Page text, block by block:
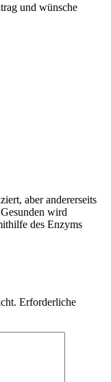
und wünsche
aber andererseits
wird
des Enzyms
Erforderliche